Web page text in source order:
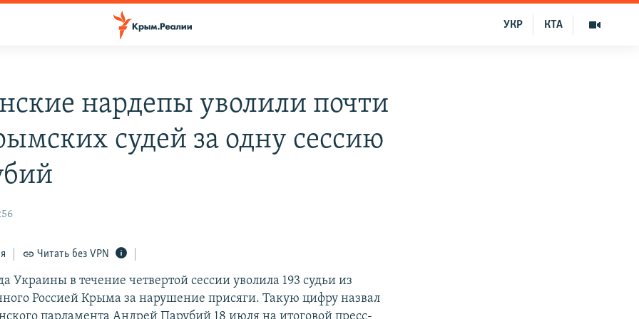
КТА
УКР
нардепы уволили почти
судей за одну сессию
Читать без VPN
Украины в течение четвертой сессии уволила 193 судьи из
Россией Крыма за нарушение присяги. Такую цифру назвал